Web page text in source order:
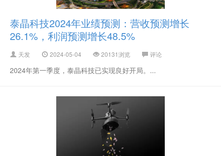
泰晶科技2024年业绩预测：营收预测增长
26.1%，利润预测增长48.5%
天发 2024-05-04 20131浏览 评论
2024年第一季度，泰晶科技已实现良好开局。...